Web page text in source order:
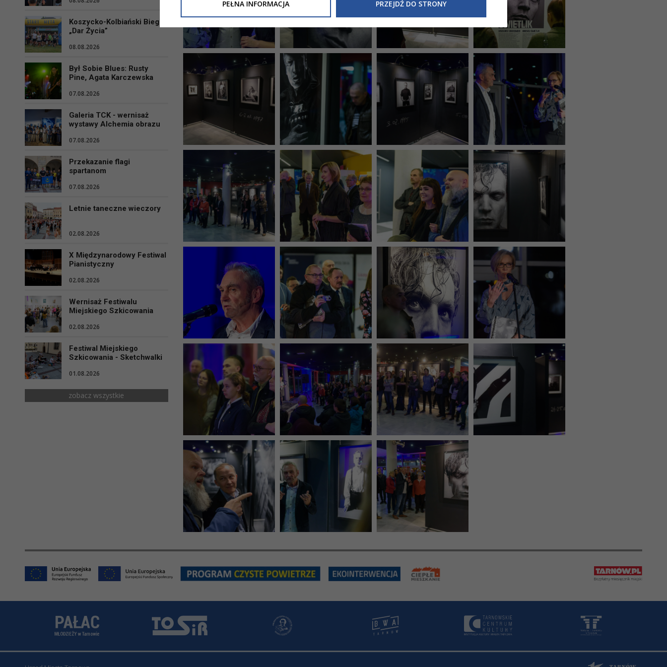
Koszycko-Kolbiański Bieg
„Dar Życia”
08.08.2026
Był Sobie Blues: Rusty
Pine, Agata Karczewska
07.08.2026
Galeria TCK - wernisaż
wystawy Alchemia obrazu
07.08.2026
Przekazanie flagi
spartanom
07.08.2026
Letnie taneczne wieczory
02.08.2026
X Międzynarodowy Festiwal
Pianistyczny
02.08.2026
Wernisaż Festiwalu
Miejskiego Szkicowania
02.08.2026
Festiwal Miejskiego
Szkicowania - Sketchwalki
01.08.2026
zobacz wszystkie
Niniejsza informacja nie wymaga od Państwa żadnych dodatkowych działań.
PEŁNA INFORMACJA PRZEJDŹ DO STRONY